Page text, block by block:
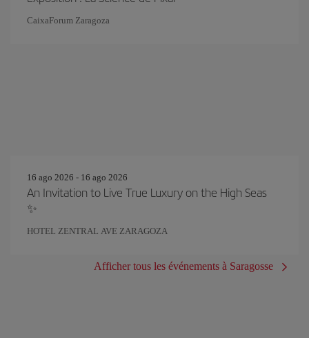
CaixaForum Zaragoza
16 ago 2026 - 16 ago 2026
An Invitation to Live True Luxury on the High Seas
✨
HOTEL ZENTRAL AVE ZARAGOZA
Afficher tous les événements à Saragosse